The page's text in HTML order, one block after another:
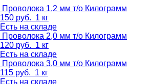
Проволока 1,2 мм т/о Килограмм
150 руб. 1 кг
Есть на складе
Проволока 2,0 мм т/о Килограмм
120 руб. 1 кг
Есть на складе
Проволока 3,0 мм т/о Килограмм
115 руб. 1 кг
Есть на складе